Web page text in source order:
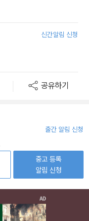
신간알림 신청
공유하기
출간 알림 신청
중고 등록
알림 신청